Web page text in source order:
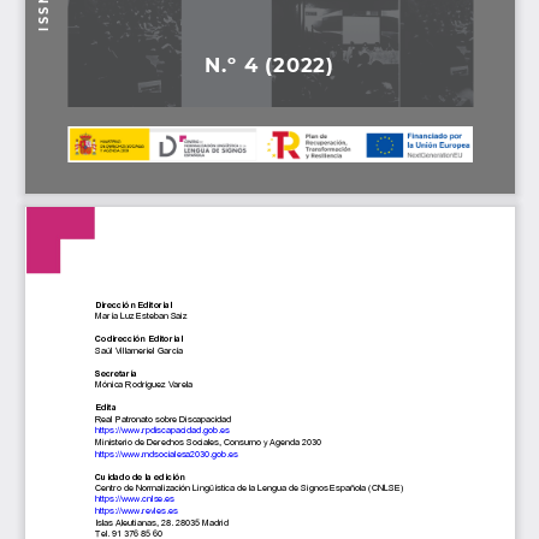
N.º 4 (2022)
I
Dirección Editorial
María Luz Esteban Saiz
Codirección Editorial
Saúl Villameriel García
Secretaría
Mónica Rodríguez Varela
Edita
Real Patronato sobre Discapacidad
https://www.rpdiscapacidad.gob.es
Ministerio de Derechos Sociales, Consumo y Agenda 2030
https://www.mdsocialesa2030.gob.es
Cuidado de la edición
Centro de Normalización Lingüística de la Lengua de Signos Española (CNLSE)
https://www.cnlse.es
https://www.revles.es
Islas Aleutianas, 28. 28035 Madrid
Tel. 91 376 85 60